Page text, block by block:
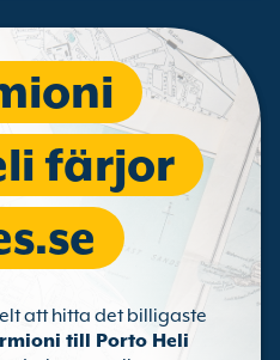
färjor
att hitta det billigaste
till Porto Heli